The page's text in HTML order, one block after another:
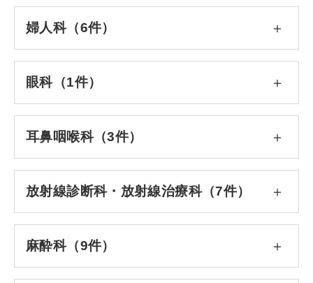
婦人科（6件）
眼科（1件）
耳鼻咽喉科（3件）
放射線診断科・放射線治療科（7件）
麻酔科（9件）